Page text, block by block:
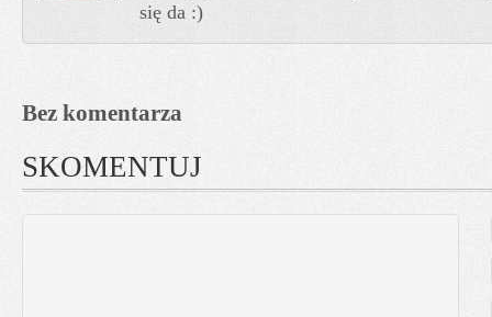
się da :)
Bez komentarza
SKOMENTUJ